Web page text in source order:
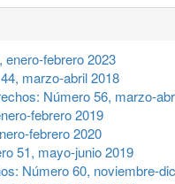
febrero 2023
marzo-abril 2018
Número 56, marzo-
febrero 2019
febrero 2020
51, mayo-junio 2019
Número 60, noviembre-